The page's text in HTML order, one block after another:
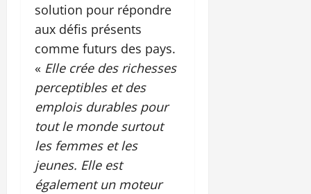
solution pour répondre
aux défis présents
comme futurs des pays.
« Elle crée des richesses
perceptibles et des
emplois durables pour
tout le monde surtout
les femmes et les
jeunes. Elle est
également un moteur